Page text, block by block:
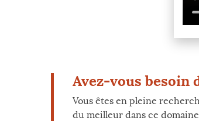
Avez-vous besoin
Vous êtes en pleine
du meilleur dans ce